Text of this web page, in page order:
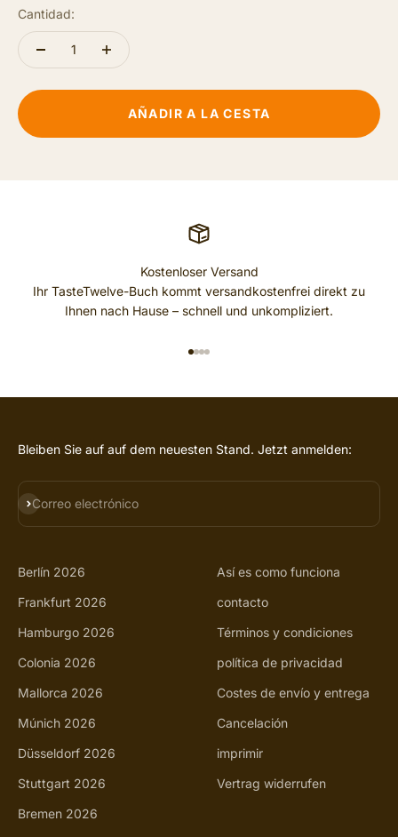
Cantidad:
AÑADIR A LA CESTA
Kostenloser Versand
Ihr TasteTwelve-Buch kommt versandkostenfrei direkt zu
Ihnen nach Hause – schnell und unkompliziert.
Bleiben Sie auf auf dem neuesten Stand. Jetzt anmelden:
Correo electrónico
SUSCRIBIRSE
Berlín 2026
Frankfurt 2026
Hamburgo 2026
Colonia 2026
Mallorca 2026
Múnich 2026
Düsseldorf 2026
Stuttgart 2026
Bremen 2026
Así es como funciona
contacto
Términos y condiciones
política de privacidad
Costes de envío y entrega
Cancelación
imprimir
Vertrag widerrufen